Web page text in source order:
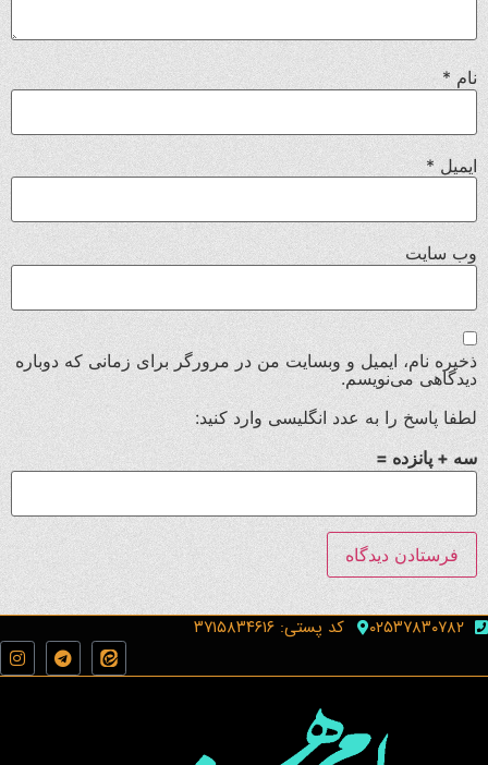
نام *
ایمیل*
وب‌ سایت
ذخیره نام، ایمیل و وبسایت من در مرورگر برای زمانی که دوباره
دیدگاهی می‌نویسم.
لطفا پاسخ را به عدد انگلیسی وارد کنید:
سه + پانزده =
۰۲۵۳۷۸۳۰۷۸۲ کد پستی: ۳۷۱۵۸۳۴۶۱۶